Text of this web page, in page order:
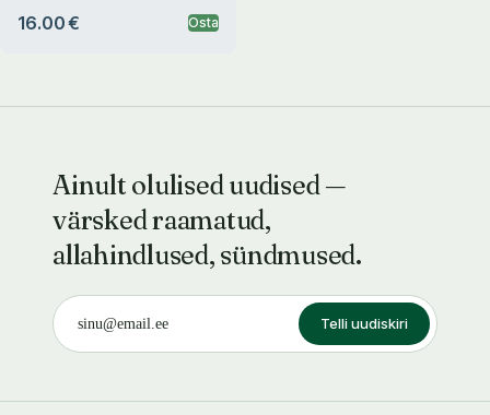
16.00 € Osta
Ainult olulised uudised —
värsked raamatud,
allahindlused, sündmused.
Telli uudiskiri